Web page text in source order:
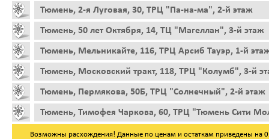
Тюмень, 2-я Луговая, 30, ТРЦ "Па-на-ма", 2-й этаж
Тюмень, 50 лет Октября, 14, ТЦ "Магеллан", 3-й этаж
Тюмень, Мельникайте, 116, ТРЦ Арсиб Тауэр, 1-й
Тюмень, Московский тракт, 118, ТРЦ "Колумб", 3-й
Тюмень, Пермякова, 50Б, ТРЦ "Солнечный", 2-й этаж
Тюмень, Тимофея Чаркова, 60, ТРЦ "Тюмень Сити
Возможны расхождения! Данные по ценам и остаткам приведены на